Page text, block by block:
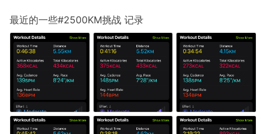
最近的一些#2500KM挑战 记录